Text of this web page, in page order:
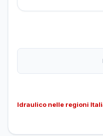
Idraulico nelle regioni